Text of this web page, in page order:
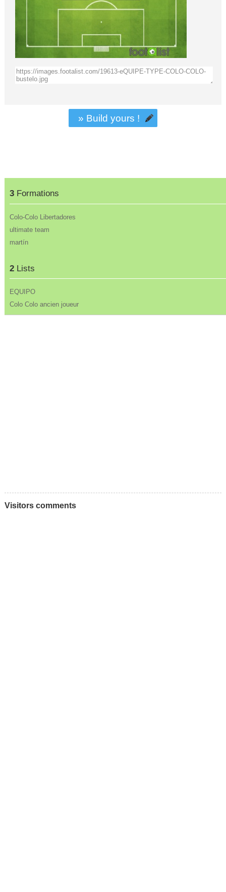
3Formations
Colo-Colo Libertadores
ultimate team
martín
2Lists
EQUIPO
Colo Colo ancien joueur
» Build yours !
Visitors comments